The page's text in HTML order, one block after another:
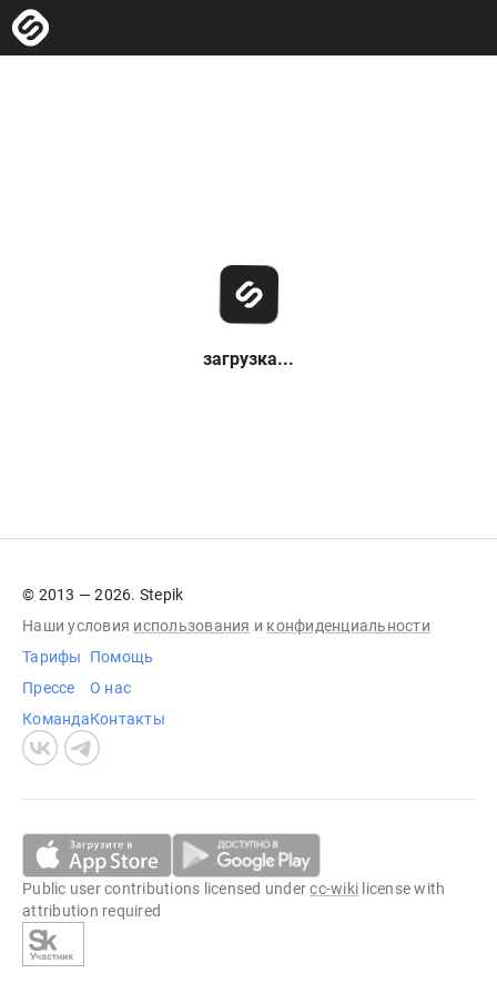
загрузка...
© 2013 — 2026. Stepik
Наши условия использования и конфиденциальности
Тарифы
Прессе
Команда
Помощь
О нас
Контакты
Public user contributions licensed undercc-wiki license with
attribution required